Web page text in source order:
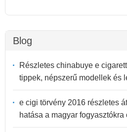
Blog
Részletes chinabuye e
tippek, népszerű modellek és
e cigi törvény 2016 részletes
hatása a magyar